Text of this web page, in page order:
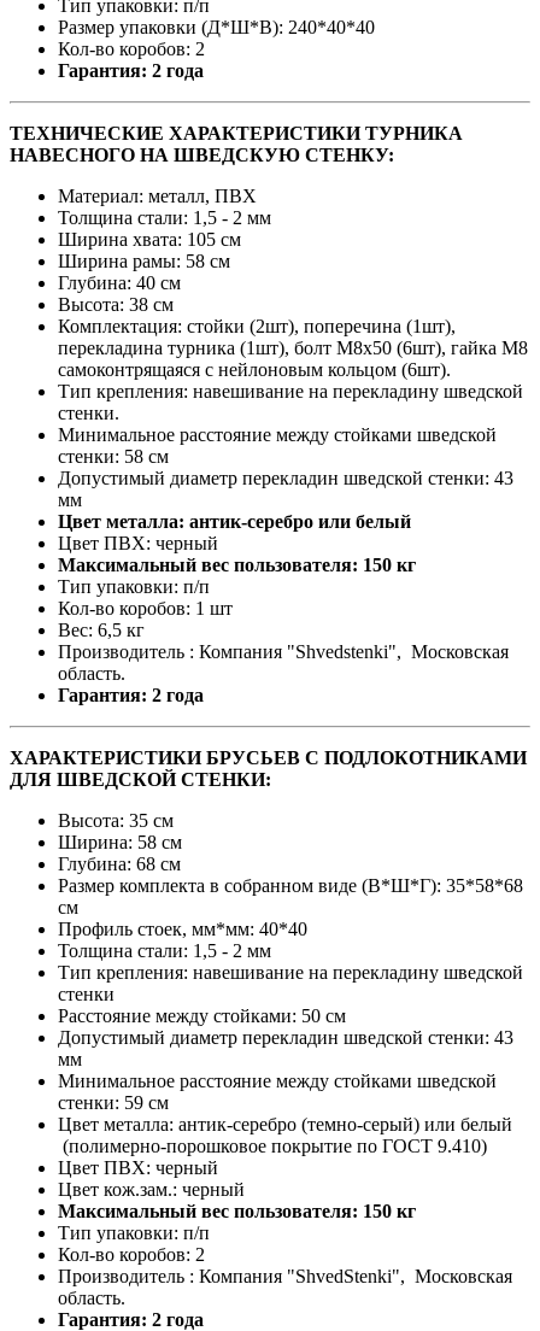
Тип упаковки: п/п
Размер упаковки (Д*Ш*В): 240*40*40
Кол-во коробов: 2
Гарантия: 2 года
ТЕХНИЧЕСКИЕ ХАРАКТЕРИСТИКИ ТУРНИКА
НАВЕСНОГО НА ШВЕДСКУЮ СТЕНКУ:
Материал: металл, ПВХ
Толщина стали: 1,5 - 2 мм
Ширина хвата: 105 см
Ширина рамы: 58 см
Глубина: 40 см
Высота: 38 см
Комплектация: стойки (2шт), поперечина (1шт),
перекладина турника (1шт), болт М8х50 (6шт), гайка М8
самоконтрящаяся с нейлоновым кольцом (6шт).
Тип крепления: навешивание на перекладину шведской
стенки.
Минимальное расстояние между стойками шведской
стенки: 58 см
Допустимый диаметр перекладин шведской стенки: 43
мм
Цвет металла: антик-серебро или белый
Цвет ПВХ: черный
Максимальный вес пользователя: 150 кг
Тип упаковки: п/п
Кол-во коробов: 1 шт
Вес: 6,5 кг
Производитель : Компания "Shvedstenki", Московская
область.
Гарантия: 2 года
ХАРАКТЕРИСТИКИ БРУСЬЕВ С ПОДЛОКОТНИКАМИ
ДЛЯ ШВЕДСКОЙ СТЕНКИ:
Высота: 35 см
Ширина: 58 см
Глубина: 68 см
Размер комплекта в собранном виде (В*Ш*Г): 35*58*68
см
Профиль стоек, мм*мм: 40*40
Толщина стали: 1,5 - 2 мм
Тип крепления: навешивание на перекладину шведской
стенки
Расстояние между стойками: 50 см
Допустимый диаметр перекладин шведской стенки: 43
мм
Минимальное расстояние между стойками шведской
стенки: 59 см
Цвет металла: антик-серебро (темно-серый) или белый
(полимерно-порошковое покрытие по ГОСТ 9.410)
Цвет ПВХ: черный
Цвет кож.зам.: черный
Максимальный вес пользователя: 150 кг
Тип упаковки: п/п
Кол-во коробов: 2
Производитель : Компания "ShvedStenki", Московская
область.
Гарантия: 2 года